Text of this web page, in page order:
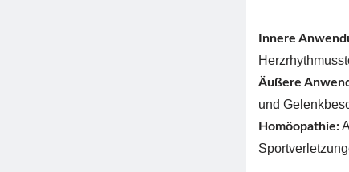
Innere
Äußere
und
Homöopathie: